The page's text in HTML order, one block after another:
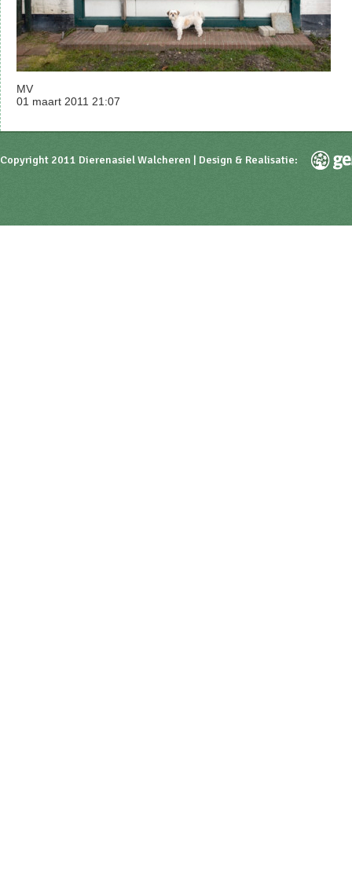
MV
01 maart 2011 21:07
Copyright 2011 Dierenasiel Walcheren | Design & Realisatie: